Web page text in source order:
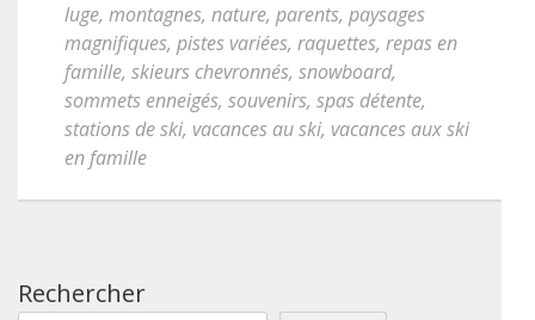
luge, montagnes, nature, parents, paysages
magnifiques, pistes variées, raquettes, repas en
famille, skieurs chevronnés, snowboard,
sommets enneigés, souvenirs, spas détente,
stations de ski, vacances au ski, vacances aux ski
en famille
Rechercher